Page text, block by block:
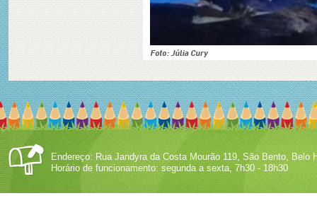
Endereço: Rua Jandyra da Costa Mourão 119, São Bento, Belo
Horário de funcionamento: segunda a sexta, 7h30 - 18h30